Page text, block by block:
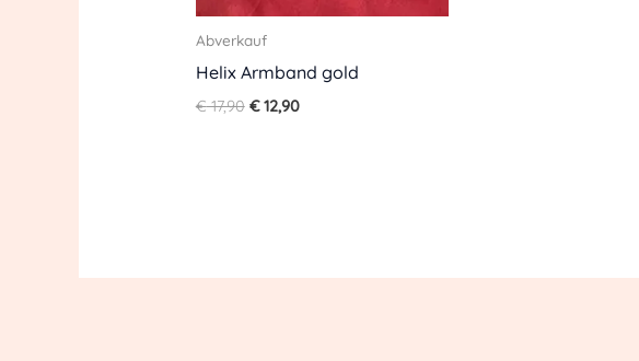
Abverkauf
Helix Armband gold
€17,90 €12,90